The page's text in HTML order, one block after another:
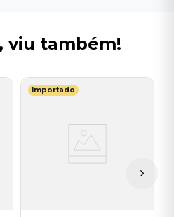
viu também!
Importado